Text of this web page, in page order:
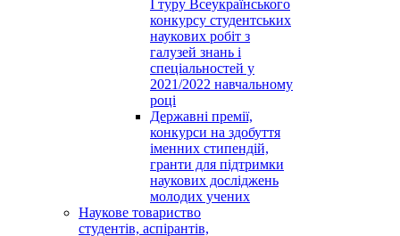
І туру Всеукраїнського
конкурсу студентських
наукових робіт з
галузей знань і
спеціальностей у
2021/2022 навчальному
році
Державні премії,
конкурси на здобуття
іменних стипендій,
гранти для підтримки
наукових досліджень
молодих учених
Наукове товариство
студентів, аспірантів,